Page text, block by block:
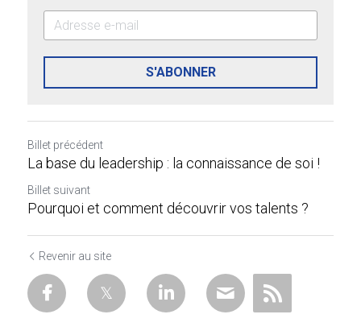
S'ABONNER
Billet précédent
La base du leadership : la connaissance de soi !
Billet suivant
Pourquoi et comment découvrir vos talents ?
Revenir au site